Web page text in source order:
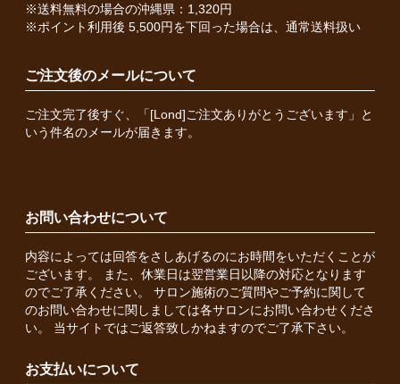
※送料無料の場合の沖縄県：1,320円
※ポイント利用後 5,500円を下回った場合は、通常送料扱い
ご注文後のメールについて
ご注文完了後すぐ、「[Lond]ご注文ありがとうございます」と
いう件名のメールが届きます。
お問い合わせについて
内容によっては回答をさしあげるのにお時間をいただくことが
ございます。 また、休業日は翌営業日以降の対応となります
のでご了承ください。 サロン施術のご質問やご予約に関して
のお問い合わせに関しましては各サロンにお問い合わせくださ
い。 当サイトではご返答致しかねますのでご了承下さい。
お支払いについて